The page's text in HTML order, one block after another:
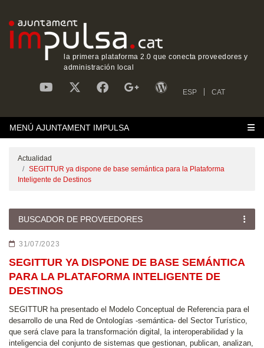
la primera plataforma 2.0 que conecta proveedores y
administración local
ESP CAT
MENÚ AJUNTAMENT IMPULSA
Actualidad
SEGITTUR ya dispone de base semántica para la Plataforma
Inteligente de Destinos
BUSCADOR DE PROVEEDORES
31/07/2023
SEGITTUR YA DISPONE DE BASE SEMÁNTICA
PARA LA PLATAFORMA INTELIGENTE DE
DESTINOS
SEGITTUR ha presentado el Modelo Conceptual de Referencia para el
desarrollo de una Red de Ontologías -semántica- del Sector Turístico,
que será clave para la transformación digital, la interoperabilidad y la
inteligencia del conjunto de sistemas que gestionan, publican, analizan,